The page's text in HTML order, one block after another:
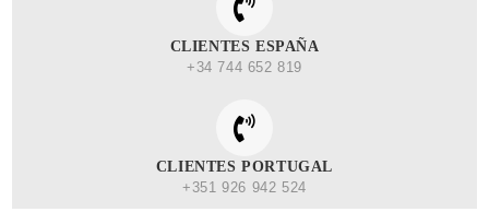
CLIENTES ESPAÑA
+34 744 652 819
CLIENTES PORTUGAL
+351 926 942 524